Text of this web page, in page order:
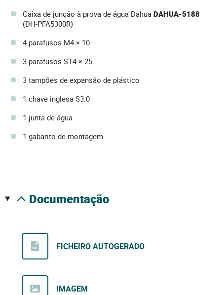
Caixa de junção à prova de água Dahua DAHUA-5188
(DH-PFA5300R)
4 parafusos M4 × 10
3 parafusos ST4 × 25
3 tampões de expansão de plástico
1 chave inglesa S3.0
1 junta de água
1 gabarito de montagem
documentação
FICHEIRO AUTOGERADO
IMAGEM